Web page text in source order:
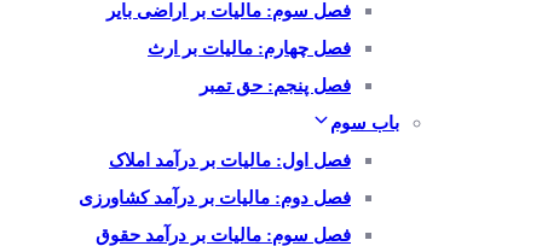
فصل سوم: مالیات بر اراضی بایر
فصل چهارم: مالیات بر ارث
فصل پنجم: حق تمبر
باب سوم
فصل اول: مالیات بر درآمد املاک
فصل دوم: مالیات بر درآمد کشاورزی
فصل سوم: مالیات بر درآمد حقوق